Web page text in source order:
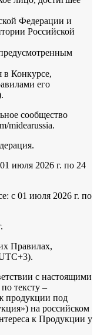
Федерации и
Российской
в Конкурсе,
его
сообщество
midearussia.
июля 2026 г. по 24
с 01 июля 2026 г. по
Правилах,
с настоящими
тексту –
продукции под
на российском
к Продукции у